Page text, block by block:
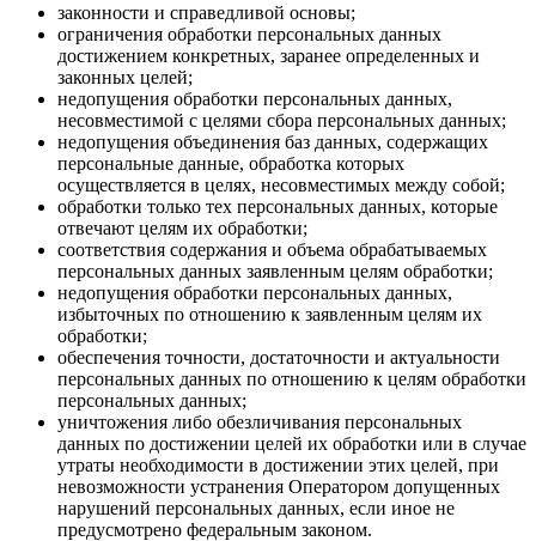
законности и справедливой основы;
ограничения обработки персональных данных
достижением конкретных, заранее определенных и
законных целей;
недопущения обработки персональных данных,
несовместимой с целями сбора персональных данных;
недопущения объединения баз данных, содержащих
персональные данные, обработка которых
осуществляется в целях, несовместимых между собой;
обработки только тех персональных данных, которые
отвечают целям их обработки;
соответствия содержания и объема обрабатываемых
персональных данных заявленным целям обработки;
недопущения обработки персональных данных,
избыточных по отношению к заявленным целям их
обработки;
обеспечения точности, достаточности и актуальности
персональных данных по отношению к целям обработки
персональных данных;
уничтожения либо обезличивания персональных
данных по достижении целей их обработки или в случае
утраты необходимости в достижении этих целей, при
невозможности устранения Оператором допущенных
нарушений персональных данных, если иное не
предусмотрено федеральным законом.